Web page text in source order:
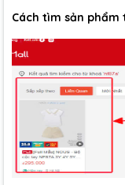
Cách tìm sản phẩm